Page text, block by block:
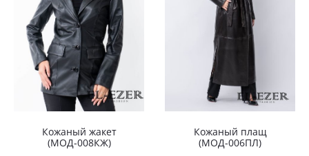
Кожаный жакет
(МОД-008КЖ)
Кожаный плащ
(МОД-006ПЛ)